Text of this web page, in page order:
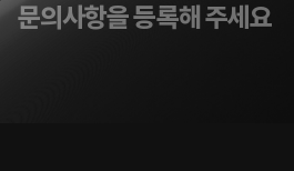
문의사항을 등록해 주세요